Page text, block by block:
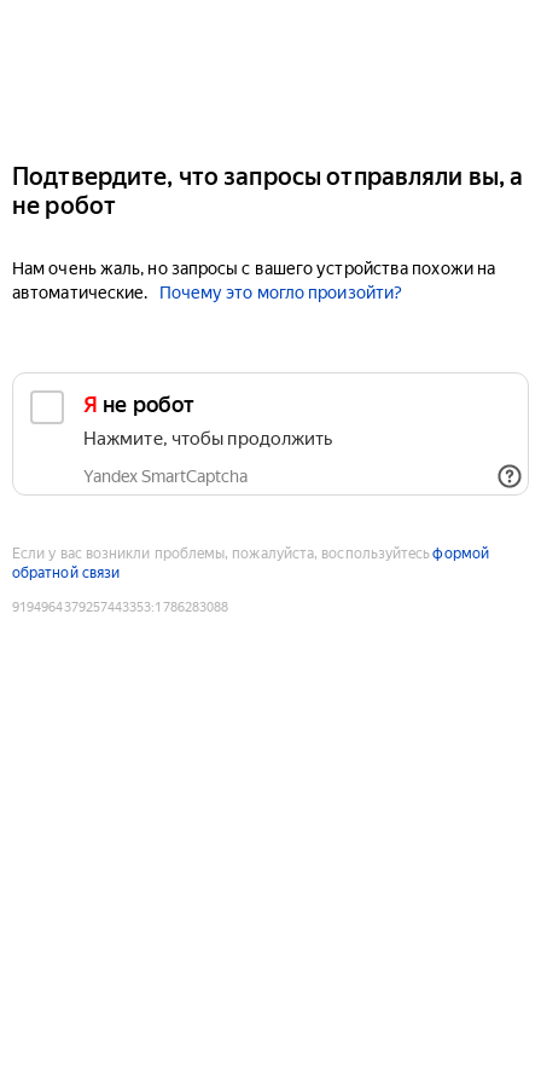
Подтвердите, что запросы отправляли вы, а
не робот
Нам очень жаль, но запросы с вашего устройства похожи на
автоматические.
Почему это могло произойти?
Я не робот
Нажмите, чтобы продолжить
Yandex SmartCaptcha
Если у вас возникли проблемы, пожалуйста, воспользуйтесьформой
обратной связи
9194964379257443353:1786283088